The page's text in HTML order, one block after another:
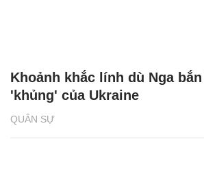
QUÂN SỰ
Khoảnh khắc lính dù Nga bắn
'khủng' của Ukraine